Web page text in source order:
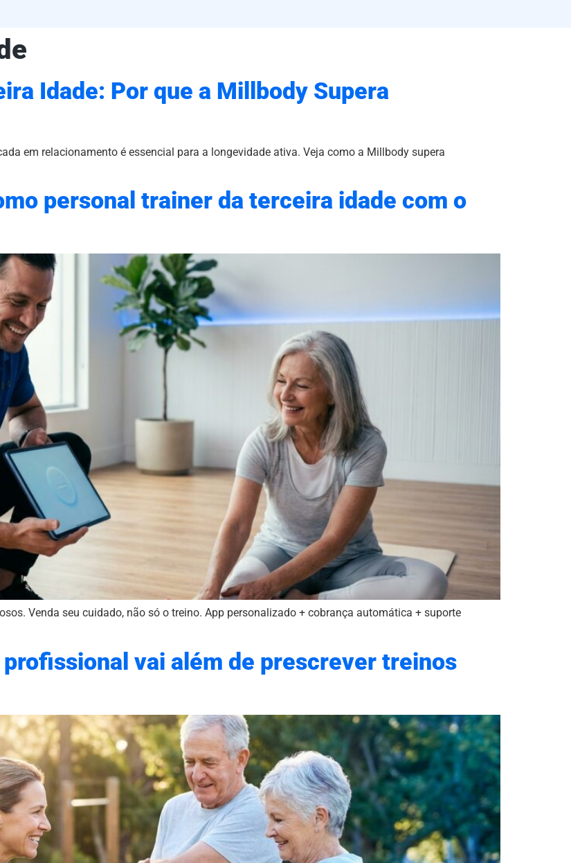
Idade: Por que a Millbody Supera
em relacionamento é essencial para a longevidade ativa. Veja como a Millbody supera
personal trainer da terceira idade com o
Venda seu cuidado, não só o treino. App personalizado + cobrança automática + suporte
vai além de prescrever treinos